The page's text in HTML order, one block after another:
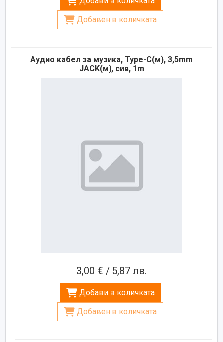
Добавен в количката
Аудио кабел за музика, Type-C(м), 3,5mm
JACK(м), сив, 1m
3,00 € / 5,87 лв.
Добави в количката
Добавен в количката